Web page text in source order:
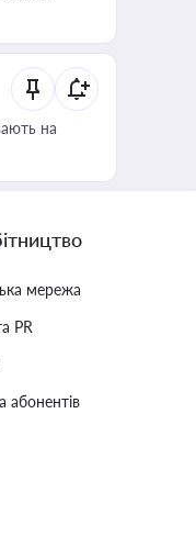
на
мережа
PR
абонентів